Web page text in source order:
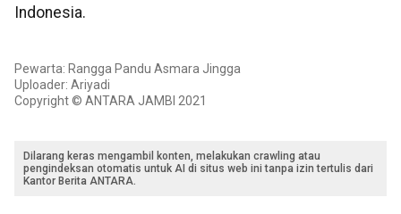
Indonesia.
Pewarta: Rangga Pandu Asmara Jingga
Uploader: Ariyadi
Copyright © ANTARA JAMBI 2021
Dilarang keras mengambil konten, melakukan crawling atau
pengindeksan otomatis untuk AI di situs web ini tanpa izin tertulis dari
Kantor Berita ANTARA.